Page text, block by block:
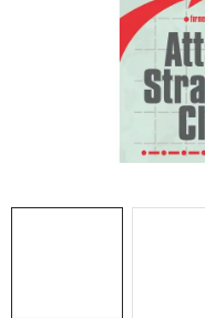
ŠACHOVÝ MERCH